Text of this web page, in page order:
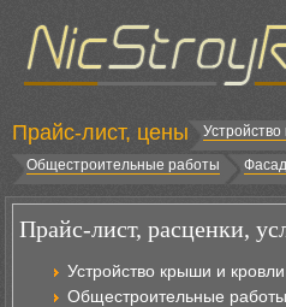
Прайс-лист, цены
Общестроительные работы
Прайс-лист, расценки,
Устройство крыши и кровли
Общестроительные работы